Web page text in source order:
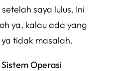
saya lulus. Ini
ya, kalau ada yang
tidak masalah.
Operasi